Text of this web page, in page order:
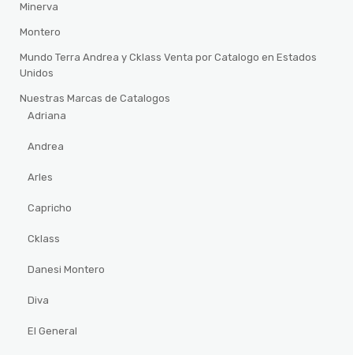
Minerva
Montero
Mundo Terra Andrea y Cklass Venta por Catalogo en Estados
Unidos
Nuestras Marcas de Catalogos
Adriana
Andrea
Arles
Capricho
Cklass
Danesi Montero
Diva
El General